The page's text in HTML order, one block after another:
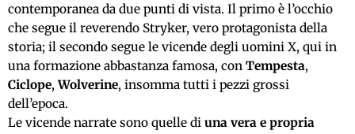
contemporanea da due punti di vista. Il primo è l’occhio
che segue il reverendo Stryker, vero protagonista della
storia; il secondo segue le vicende degli uomini X, qui in
una formazione abbastanza famosa, con Tempesta,
Ciclope,Wolverine, insomma tutti i pezzi grossi
dell’epoca.
Le vicende narrate sono quelle di una vera e propria